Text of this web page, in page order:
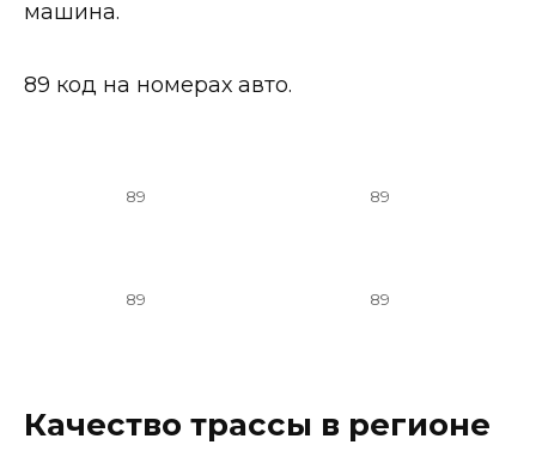
машина.
89 код на номерах авто.
89 89
89 89
Качество трассы в регионе